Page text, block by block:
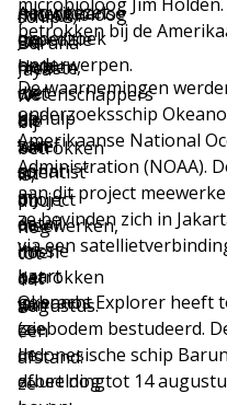
nauwgezet
onderzoek
onderwerpen.
Amerikaanse
expeditie
hem
met
behulp
van
sonar
in
detail
in
kaart
gebracht
(zie
de
afbeelding
microbioloog
Jim
Holden,
die
als
‘chief
scientist’
bij
de
missie
betrokken
is.
(NOAA).
De
meeste
wetenschappers
die
aan
dit
project
meewerken,
doen
dat
van
een
afstand:
ze
schip
Baruna
Jaya
IV
bij
betrokken
is,
duurt
nog
tot
14
augustus.
betrokken bij de
De waarnemingen
onderzoeksschip
Amerikaanse National
Administration (NOAA).
aan dit project
ze bevinden zich in
via een
Okeanos Explorer heeft
zeebodem bestudeerd.
Indonesische schip
duurt nog tot 14